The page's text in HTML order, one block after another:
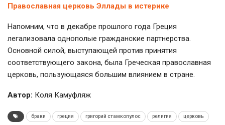
Православная церковь Эллады в истерике
Напомним, что в декабре прошлого года Греция
легализовала однополые гражданские партнерства.
Основной силой, выступающей против принятия
соответствующего закона, была Греческая православная
церковь, пользующаяся большим влиянием в стране.
Автор: Коля Камуфляж
браки греция григорий стамкопулос религия церковь